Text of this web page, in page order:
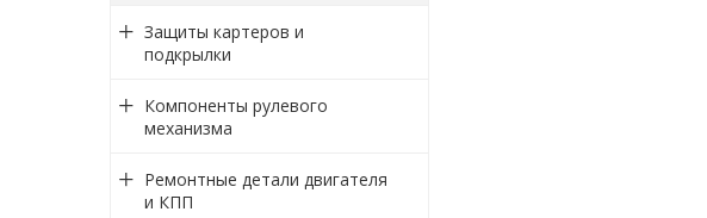
Защиты картеров и
подкрылки
Компоненты рулевого
механизма
Ремонтные детали двигателя
и КПП